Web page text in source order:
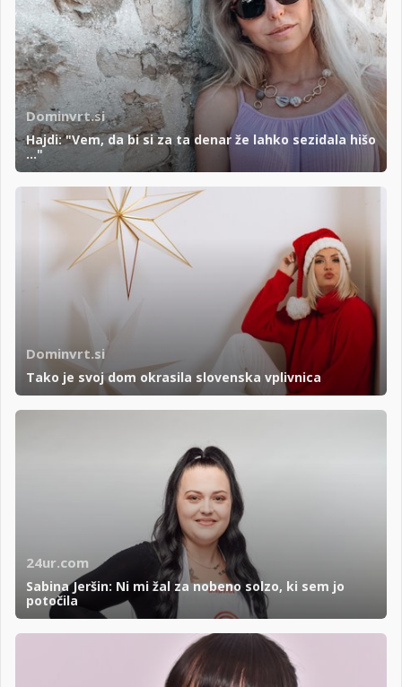
Dominvrt.si
Hajdi: "Vem, da bi si za ta denar že lahko sezidala hišo
..."
Dominvrt.si
Tako je svoj dom okrasila slovenska vplivnica
24ur.com
Sabina Jeršin: Ni mi žal za nobeno solzo, ki sem jo
potočila